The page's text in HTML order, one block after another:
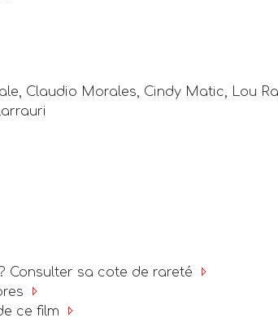
Claudio Morales, Cindy Matic, Lou
Consulter sa cote de rareté
ce film